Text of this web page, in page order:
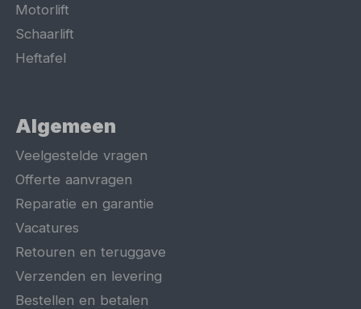
Motorlift
Schaarlift
Heftafel
Algemeen
Veelgestelde vragen
Offerte aanvragen
Reparatie en garantie
Vacatures
Retouren en teruggave
Verzenden en levering
Bestellen en betalen